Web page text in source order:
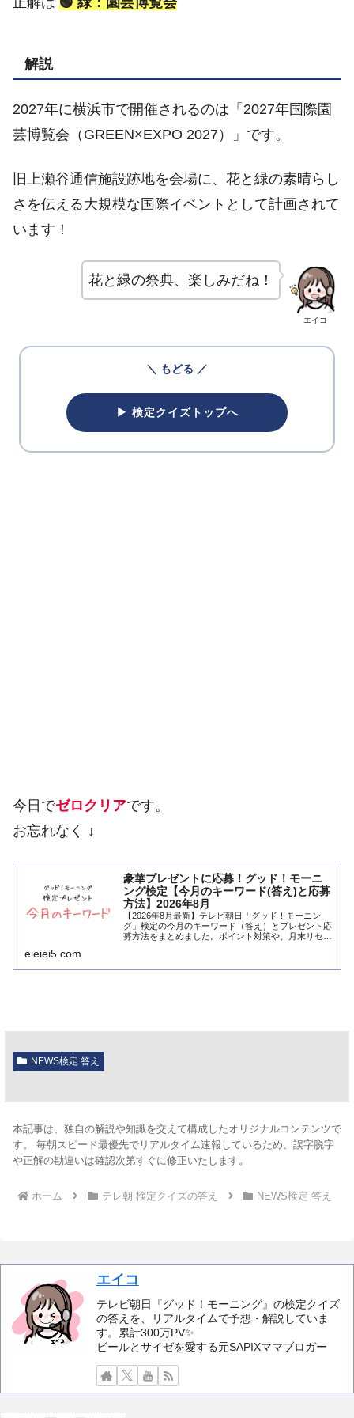
解説
2027年に横浜市で開催されるのは「2027年国際園
芸博覧会（GREEN×EXPO 2027）」です。
旧上瀬谷通信施設跡地を会場に、花と緑の素晴らし
さを伝える大規模な国際イベントとして計画されて
います！
エイコ
花と緑の祭典、楽しみだね！
＼ もどる ／
▶ 検定クイズトップへ
今日でゼロクリアです。
お忘れなく ↓
豪華プレゼントに応募！グッド！モーニ
ング検定【今月のキーワード(答え)と応募
方法】2026年8月
【2026年8月最新】テレビ朝日「グッド！モーニン
グ」検定の今月のキーワード（答え）とプレゼント応
募方法をまとめました。ポイント対策や、月末リセッ
eieiei5.com
NEWS検定 答え
本記事は、独自の解説や知識を交えて構成したオリジナルコンテンツで
す。 毎朝スピード最優先でリアルタイム速報しているため、誤字脱字
や正解の勘違いは確認次第すぐに修正いたします。
ホーム テレ朝 検定クイズの答え NEWS検定 答え
エイコ
テレビ朝日『グッド！モーニング』の検定クイズ
の答えを、リアルタイムで予想・解説していま
す。累計300万PV✨️
ビールとサイゼを愛する元SAPIXママブロガー